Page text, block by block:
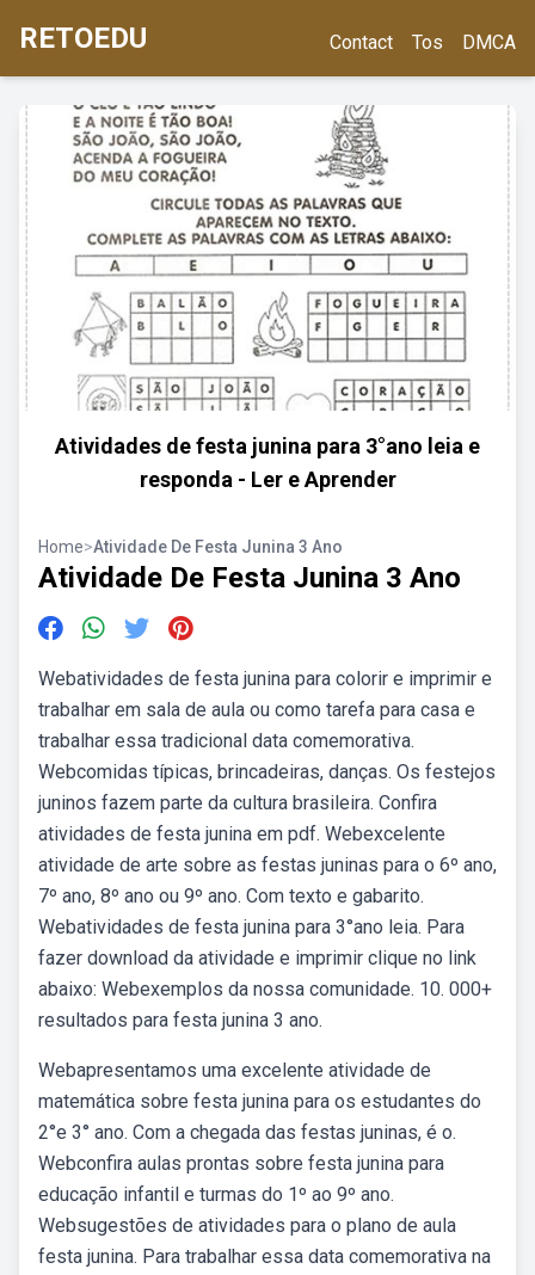
RETOEDU Contact Tos DMCA
Atividades de festa junina para 3°ano leia e
responda - Ler e Aprender
Home>Atividade De Festa Junina 3 Ano
Atividade De Festa Junina 3 Ano
Webatividades de festa junina para colorir e imprimir e
trabalhar em sala de aula ou como tarefa para casa e
trabalhar essa tradicional data comemorativa.
Webcomidas típicas, brincadeiras, danças. Os festejos
juninos fazem parte da cultura brasileira. Confira
atividades de festa junina em pdf. Webexcelente
atividade de arte sobre as festas juninas para o 6º ano,
7º ano, 8º ano ou 9º ano. Com texto e gabarito.
Webatividades de festa junina para 3°ano leia. Para
fazer download da atividade e imprimir clique no link
abaixo: Webexemplos da nossa comunidade. 10. 000+
resultados para festa junina 3 ano.
Webapresentamos uma excelente atividade de
matemática sobre festa junina para os estudantes do
2°e 3° ano. Com a chegada das festas juninas, é o.
Webconfira aulas prontas sobre festa junina para
educação infantil e turmas do 1º ao 9º ano.
Websugestões de atividades para o plano de aula
festa junina. Para trabalhar essa data comemorativa na